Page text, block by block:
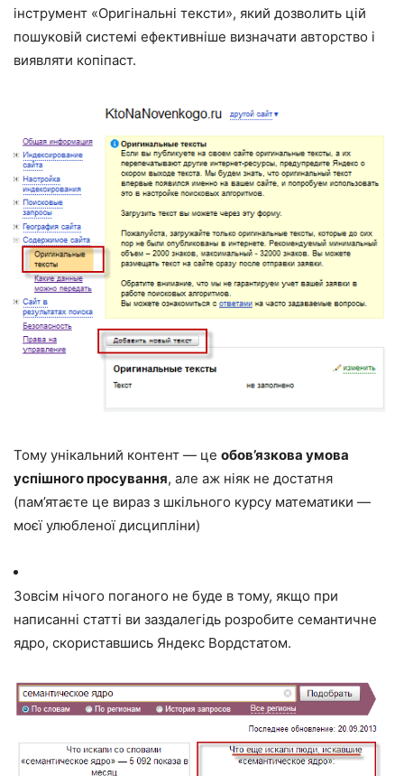
інструмент «Оригінальні тексти», який дозволить цій
пошуковій системі ефективніше визначати авторство і
виявляти копіпаст.
Тому унікальний контент — це обов’язкова умова
успішного просування, але аж ніяк не достатня
(пам’ятаєте це вираз з шкільного курсу математики —
моєї улюбленої дисципліни)
Зовсім нічого поганого не буде в тому, якщо при
написанні статті ви заздалегідь розробите семантичне
ядро, скориставшись Яндекс Вордстатом.